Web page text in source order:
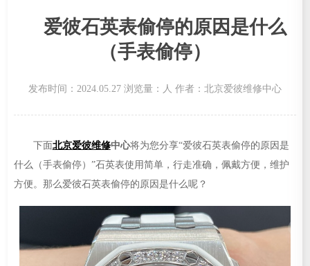
爱彼石英表偷停的原因是什么
（手表偷停）
发布时间：2024.05.27 浏览量： 人 作者：北京爱彼维修中心
下面北京爱彼维修中心将为您分享“爱彼石英表偷停的原因是
什么（手表偷停）”石英表使用简单，行走准确，佩戴方便，维护
方便。那么爱彼石英表偷停的原因是什么呢？